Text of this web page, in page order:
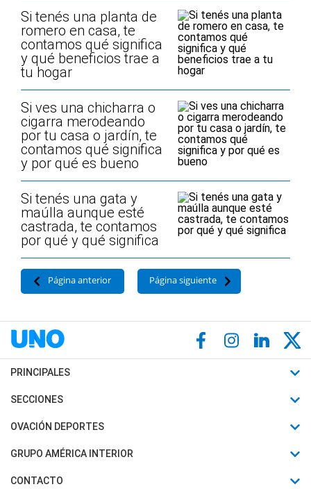
Si tenés una planta de
romero en casa, te
contamos qué significa
y qué beneficios trae a
tu hogar
Si ves una chicharra o
cigarra merodeando
por tu casa o jardín, te
contamos qué significa
y por qué es bueno
Si tenés una gata y
maúlla aunque esté
castrada, te contamos
por qué y qué significa
Página anterior Página siguiente
PRINCIPALES
Últimas Noticias
Política
SECCIONES
Horóscopo
Motores
OVACIÓN DEPORTES
Fútbol
Mundial
GRUPO AMÉRICA INTERIOR
Canal 7 en Vivo
CONTACTO